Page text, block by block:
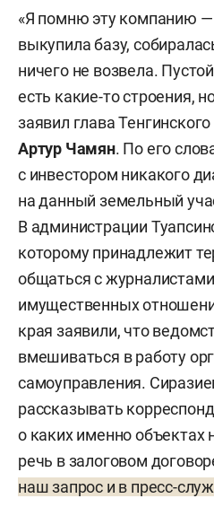
расположено на
Черного моря в устье
восточнее Джубги, на
Новороссийск. В 4 км
Село названо в честь
Лермонтова, поручика
полка, который, кстати,
до своего места службы.
в Лермонтово постоянно
человек, а в период
количество жителей
«Я помню эту компанию —
выкупила базу,
ничего не возвела.
есть какие-то строения,
заявил глава
Артур Чамян. По его
с инвестором никакого
на данный земельный
В администрации
которому принадлежит
общаться с
имущественных
края заявили, что
вмешиваться в работу
самоуправления.
рассказывать
о каких именно объектах
речь в залоговом
наш запрос и в пресс-